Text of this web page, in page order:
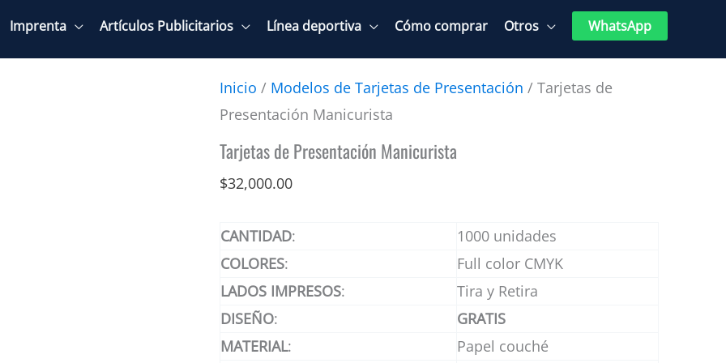
Imprenta Artículos Publicitarios Línea deportiva Cómo comprar Otros WhatsApp
Inicio / Modelos de Tarjetas de Presentación / Tarjetas de
Presentación Manicurista
Tarjetas de Presentación Manicurista
$32,000.00
CANTIDAD:
1000 unidades
COLORES:
Full color CMYK
LADOS IMPRESOS:
Tira y Retira
DISEÑO:
GRATIS
MATERIAL:
Papel couché